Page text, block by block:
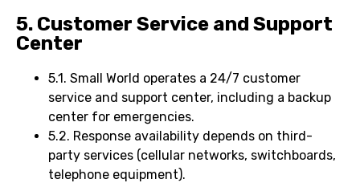
5. Customer Service and Support
Center
5.1. Small World operates a 24/7 customer
service and support center, including a backup
center for emergencies.
5.2. Response availability depends on third-
party services (cellular networks, switchboards,
telephone equipment).